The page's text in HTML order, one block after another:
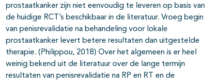
prostaatkanker zijn niet eenvoudig te leveren op basis van
de huidige RCT’s beschikbaar in de literatuur. Vroeg begin
van penisrevalidatie na behandeling voor lokale
prostaatkanker levert betere resultaten dan uitgestelde
therapie. (Philippou, 2018) Over het algemeen is er heel
weinig bekend uit de literatuur over de lange termijn
resultaten van penisrevalidatie na RP en RT en de